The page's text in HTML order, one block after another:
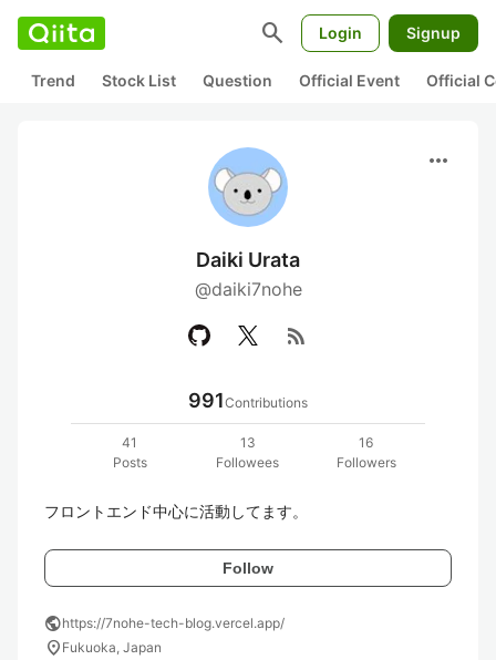
search Login Signup
Trend Stock List Question Official Event Official
more_horiz
Daiki Urata
@daiki7nohe
rss_feed
991Contributions
41
Posts
13
Followees
16
Followers
フロントエンド中心に活動してます。
Follow
publichttps://7nohe-tech-blog.vercel.app/
location_on Fukuoka, Japan